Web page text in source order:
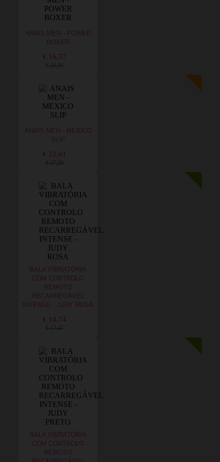
ANAIS MEN - POWER
BOXER
€ 16,57
€ 20,16
ANAIS MEN - MEXICO
SLIP
€ 12,61
€ 17,20
BALA VIBRATÓRIA
COM CONTROLO
REMOTO
RECARREGÁVEL
INTENSE - JUDY ROSA
€ 14,74
€ 17,47
BALA VIBRATÓRIA
COM CONTROLO
REMOTO